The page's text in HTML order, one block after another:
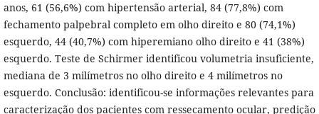
anos, 61 (56,6%) com hipertensão arterial, 84 (77,8%) com
fechamento palpebral completo em olho direito e 80 (74,1%)
esquerdo, 44 (40,7%) com hiperemiano olho direito e 41 (38%)
esquerdo. Teste de Schirmer identificou volumetria insuficiente,
mediana de 3 milímetros no olho direito e 4 milímetros no
esquerdo. Conclusão: identificou-se informações relevantes para
caracterização dos pacientes com ressecamento ocular, predição